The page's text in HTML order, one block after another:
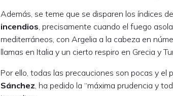
Además, se teme que se disparen los índices
incendios , precisamente cuando el fuego
mediterráneos, con Argelia a la cabeza en
llamas en Italia y un cierto respiro en Grecia y
Por ello, todas las precauciones son pocas y el
Sánchez , ha pedido la “máxima prudencia y